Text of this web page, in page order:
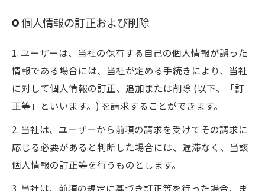
個人情報の訂正および削除
1. ユーザーは、当社の保有する自己の個人情報が誤った
情報である場合には、当社が定める手続きにより、当社
に対して個人情報の訂正、追加または削除 (以下、「訂
正等」といいます。) を請求することができます。
2. 当社は、ユーザーから前項の請求を受けてその請求に
応じる必要があると判断した場合には、遅滞なく、当該
個人情報の訂正等を行うものとします。
3. 当社は、前項の規定に基づき訂正等を行った場合、ま